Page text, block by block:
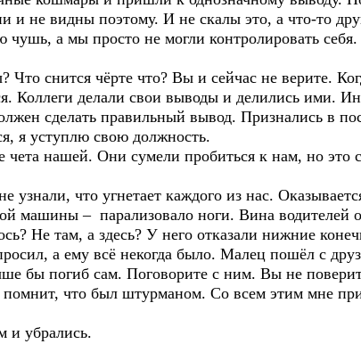
и не видны поэтому. И не скалы это, а что-то
а мы просто не могли контролировать себя.
снится чёрте что? Вы и сейчас не верите.
Коллеги делали свои выводы и делились ими.
сделать правильный вывод. Признались в
я уступлю свою должность.
нашей. Они сумели пробиться к нам, но это
узнали, что угнетает каждого из нас.
машины – парализовало ноги. Вина водителей
Не там, а здесь? У него отказали нижние
а ему всё некогда было. Малец пошёл с
бы погиб сам. Поговорите с ним. Вы не
что был штурманом. Со всем этим мне
и убрались.